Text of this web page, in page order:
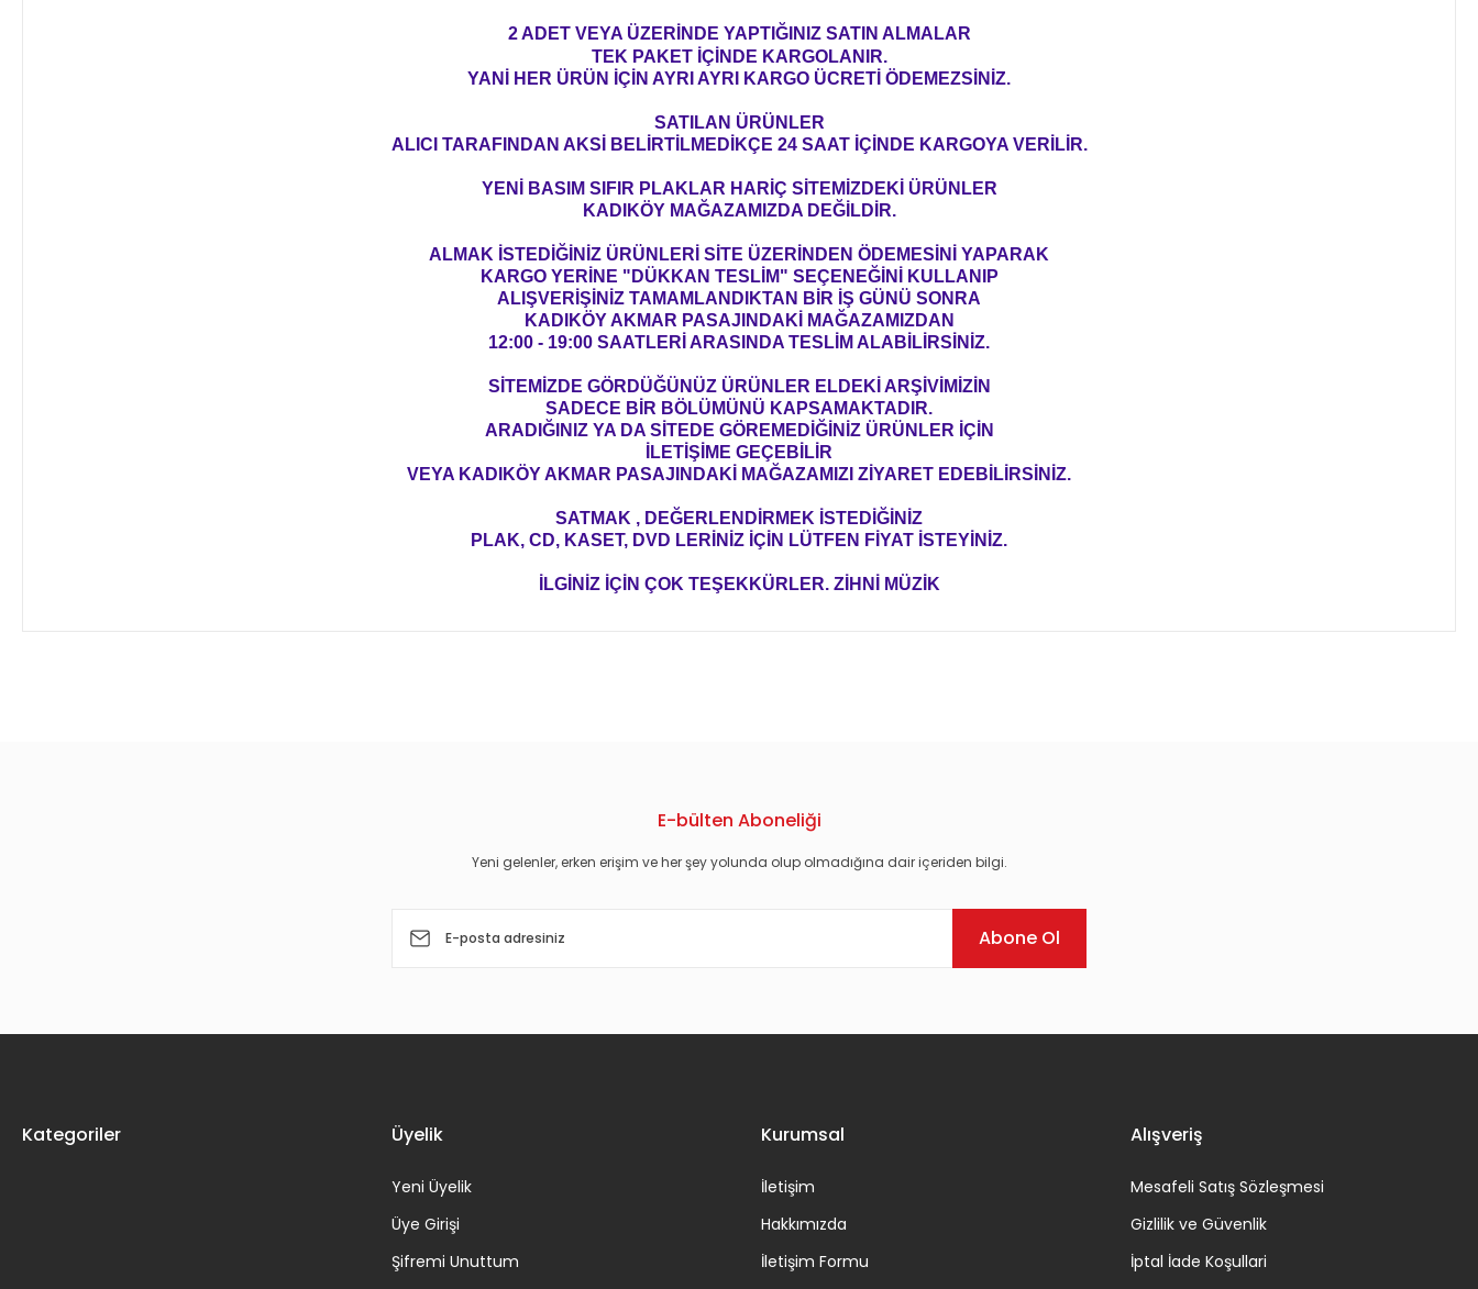
2 ADET VEYA ÜZERİNDE YAPTIĞINIZ SATIN ALMALAR
TEK PAKET İÇİNDE KARGOLANIR.
YANİ HER ÜRÜN İÇİN AYRI AYRI KARGO ÜCRETİ ÖDEMEZSİNİZ.
SATILAN ÜRÜNLER
ALICI TARAFINDAN AKSİ BELİRTİLMEDİKÇE 24 SAAT İÇİNDE KARGOYA VERİLİR.
YENİ BASIM SIFIR PLAKLAR HARİÇ SİTEMİZDEKİ ÜRÜNLER
KADIKÖY MAĞAZAMIZDA DEĞİLDİR.
ALMAK İSTEDİĞİNİZ ÜRÜNLERİ SİTE ÜZERİNDEN ÖDEMESİNİ YAPARAK
KARGO YERİNE "DÜKKAN TESLİM" SEÇENEĞİNİ KULLANIP
ALIŞVERİŞİNİZ TAMAMLANDIKTAN BİR İŞ GÜNÜ SONRA
KADIKÖY AKMAR PASAJINDAKİ MAĞAZAMIZDAN
12:00 - 19:00 SAATLERİ ARASINDA TESLİM ALABİLİRSİNİZ.
SİTEMİZDE GÖRDÜĞÜNÜZ ÜRÜNLER ELDEKİ ARŞİVİMİZİN
SADECE BİR BÖLÜMÜNÜ KAPSAMAKTADIR.
ARADIĞINIZ YA DA SİTEDE GÖREMEDİĞİNİZ ÜRÜNLER İÇİN
İLETİŞİME GEÇEBİLİR
VEYA KADIKÖY AKMAR PASAJINDAKİ MAĞAZAMIZI ZİYARET EDEBİLİRSİNİZ.
SATMAK , DEĞERLENDİRMEK İSTEDİĞİNİZ
PLAK, CD, KASET, DVD LERİNİZ İÇİN LÜTFEN FİYAT İSTEYİNİZ.
İLGİNİZ İÇİN ÇOK TEŞEKKÜRLER. ZİHNİ MÜZİK
E-bülten Aboneliği
Yeni gelenler, erken erişim ve her şey yolunda olup olmadığına dair içeriden bilgi.
Abone Ol
Kategoriler Üyelik
Yeni Üyelik
Üye Girişi
Şifremi Unuttum
Kurumsal
İletişim
Hakkımızda
İletişim Formu
Alışveriş
Mesafeli Satış Sözleşmesi
Gizlilik ve Güvenlik
İptal İade Koşullari